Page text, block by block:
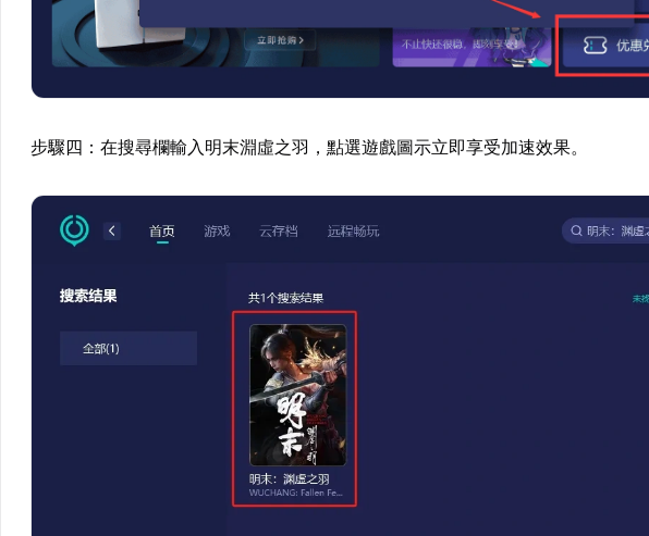
步驟四：在搜尋欄輸入明末淵虛之羽，點選遊戲圖示立即享受加速效果。